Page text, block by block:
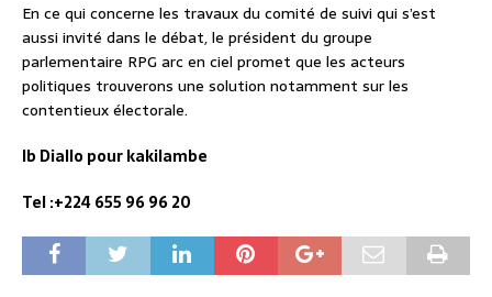
En ce qui concerne les travaux du comité de suivi qui s’est
aussi invité dans le débat, le président du groupe
parlementaire RPG arc en ciel promet que les acteurs
politiques trouverons une solution notamment sur les
contentieux électorale.
Ib Diallo pour kakilambe
Tel :+224 655 96 96 20